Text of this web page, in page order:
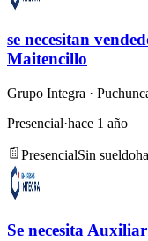
se necesitan
Maitencillo
Grupo Integra ·
Presencial·hace 1 año
PresencialSin sueldo
Se necesita Auxiliar